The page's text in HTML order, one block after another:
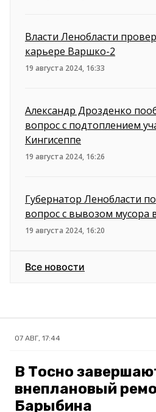
Власти Ленобласти
карьере Варшко-2
19 августа 2024, 16:33
Александр Дрозденко
вопрос с подтоплением
Кингисеппе
19 августа 2024, 16:26
Губернатор Ленобласти
вопрос с вывозом мусора
19 августа 2024, 16:20
Все новости
07 АВГ, 17:44
В Тосно
внеплановый
Барыбина